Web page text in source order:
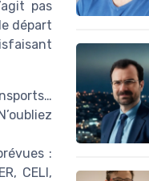
pas
départ
:
CELI,